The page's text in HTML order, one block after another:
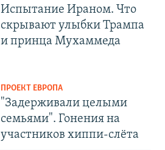
Испытание Ираном. Что
скрывают улыбки Трампа
и принца Мухаммеда
ПРОЕКТ ЕВРОПА
"Задерживали целыми
семьями". Гонения на
участников хиппи-слёта